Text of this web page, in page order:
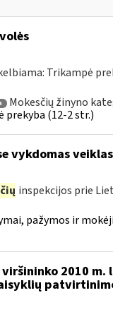
Trikampė
Mokesčių žinyno
prekyba (12-2 str.)
vykdomas
inspekcijos prie
pažymos ir
2010 m.